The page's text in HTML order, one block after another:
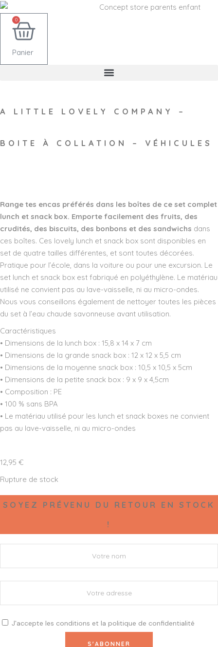
0
Panier
A LITTLE LOVELY COMPANY –
BOITE À COLLATION – VÉHICULES
Range tes encas préférés dans les boîtes de ce set complet
lunch et snack box. Emporte facilement des fruits, des
crudités, des biscuits, des bonbons et des sandwichs dans
ces boîtes. Ces lovely lunch et snack box sont disponibles en
set de quatre tailles différentes, et sont toutes décorées.
Pratique pour l’école, dans la voiture ou pour une excursion. Le
set lunch et snack box est fabriqué en polyéthylène. Le matériau
utilisé ne convient pas au lave-vaisselle, ni au micro-ondes.
Nous vous conseillons également de nettoyer toutes les pièces
du set à l’eau chaude savonneuse avant utilisation.
Caractéristiques
• Dimensions de la lunch box : 15,8 x 14 x 7 cm
• Dimensions de la grande snack box : 12 x 12 x 5,5 cm
• Dimensions de la moyenne snack box : 10,5 x 10,5 x 5cm
• Dimensions de la petite snack box : 9 x 9 x 4,5cm
• Composition : PE
• 100 % sans BPA
• Le matériau utilisé pour les lunch et snack boxes ne convient
pas au lave-vaisselle, ni au micro-ondes
12,95 €
Rupture de stock
SOYEZ PRÉVENU DU RETOUR EN STOCK
!
J'accepte les conditions et la politique de confidentialité